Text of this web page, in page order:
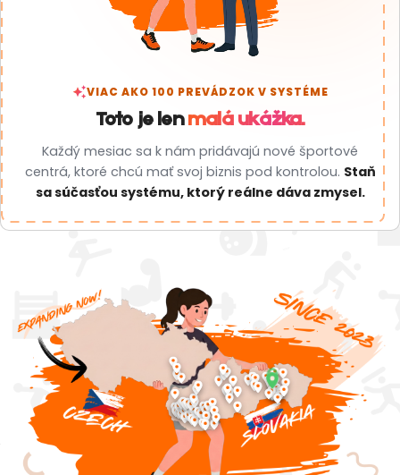
auto_awesomeVIAC AKO 100 PREVÁDZOK V SYSTÉME
Toto je lenmalá ukážka.
Každý mesiac sa k nám pridávajú nové športové
centrá, ktoré chcú mať svoj biznis pod kontrolou. Staň
sa súčasťou systému, ktorý reálne dáva zmysel.